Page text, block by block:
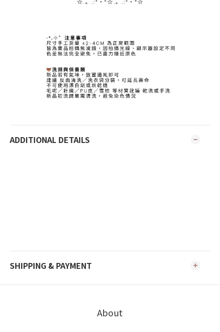
ADDITIONAL DETAILS
SHIPPING & PAYMENT
About